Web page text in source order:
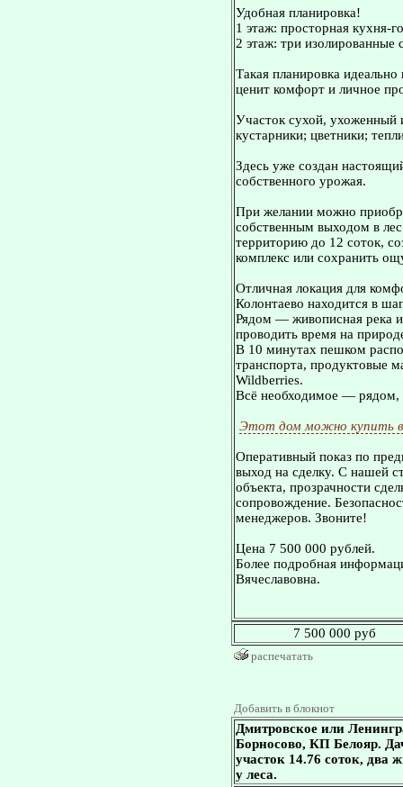
Удобная планировка!
1 этаж: просторная кухня-
2 этаж: три изолированные
Такая планировка
ценит комфорт и личное
Участок сухой, ухоженный
кустарники; цветники;
Здесь уже создан
собственного урожая.
При желании можно
собственным выходом в
территорию до 12 соток,
комплекс или сохранить
Отличная локация для
Колонтаево находится в
Рядом — живописная река
проводить время на
В 10 минутах пешком
транспорта, продуктовые
Wildberries.
Всё необходимое — рядом,
Этот дом можно купить
Оперативный показ по
выход на сделку. С нашей
объекта, прозрачности
сопровождение.
менеджеров. Звоните!
Цена 7 500 000 рублей.
Более подробная
Вячеславовна.
7 500 000 руб
распечатать
Добавить в блокнот
Дмитровское или
Борносово, КП Белояр.
участок 14.76 соток, два
у леса.